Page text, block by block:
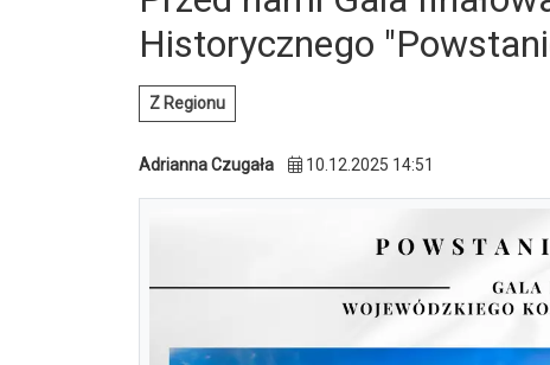
Historycznego
Z Regionu
Adrianna Czugała 10.12.2025 14:51